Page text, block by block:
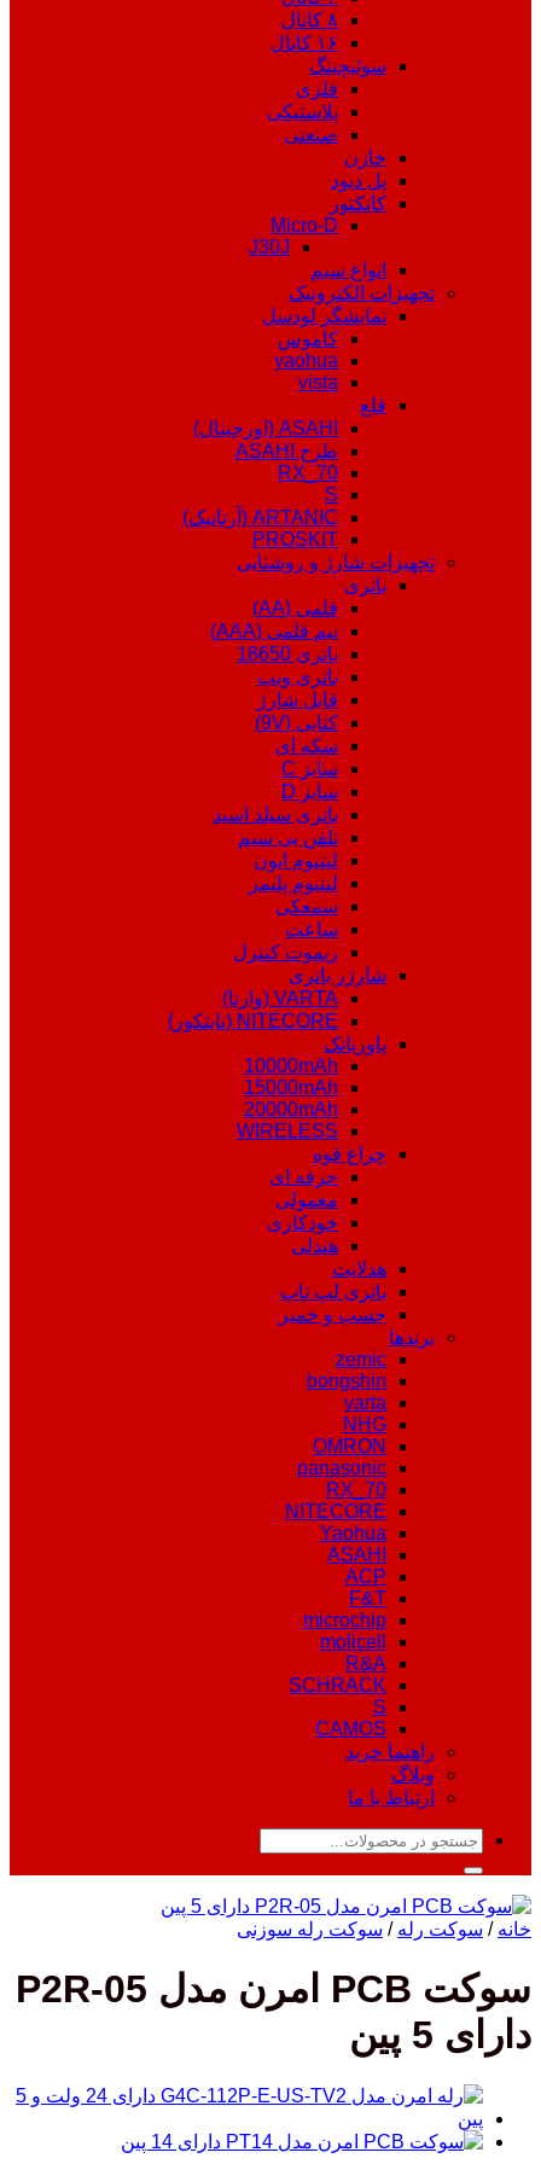
۸ کانال
۱۶ کانال
سوئیچینگ
فلزی
پلاستیکی
صنعتی
خازن
پل دیود
کانکتور
Micro-D
J30J
انواع سیم
تجهیزات الکترونیک
نمایشگر لودسل
کاموس
yaohua
vista
قلع
ASAHI (اورجینال)
طرح ASAHI
RX_70
S
ARTANIC (آرتانیک)
PROSKIT
تجهیزات شارژ و روشنایی
باتری
قلمی (AA)
نیم قلمی (AAA)
باتری 18650
باتری ویپ
قابل شارژ
کتابی (9V)
سکه ای
سایز C
سایز D
باتری سیلد اسید
تلفن بی سیم
لیتیوم ایون
لیتیوم پلیمر
سمعکی
ساعت
ریموت کنترل
شارژر باتری
VARTA (وارتا)
NITECORE (نایتکور)
پاوربانک
10000mAh
15000mAh
20000mAh
WIRELESS
چراغ قوه
حرفه ای
معمولی
خودکاری
هندلی
هدلایت
باتری لپ تاپ
چسب و خمیر
برندها
zemic
bongshin
varta
NHG
OMRON
panasonic
RX_70
NITECORE
Yaohua
ASAHI
ACP
F&T
microchip
molicell
R&A
SCHRACK
S
CAMOS
راهنما خرید
وبلاگ
ارتباط با ما
جستجو
خانه / سوکت رله / سوکت رله سوزنی
سوکت PCB امرن مدل P2R-05
دارای 5 پین